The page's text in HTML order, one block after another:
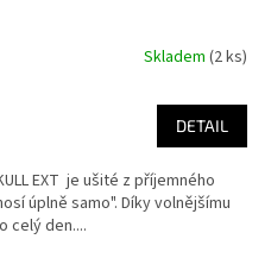
Skladem (2 ks)
DETAIL
EXT je ušité z příjemného
úplně samo". Díky volnějšímu
celý den....